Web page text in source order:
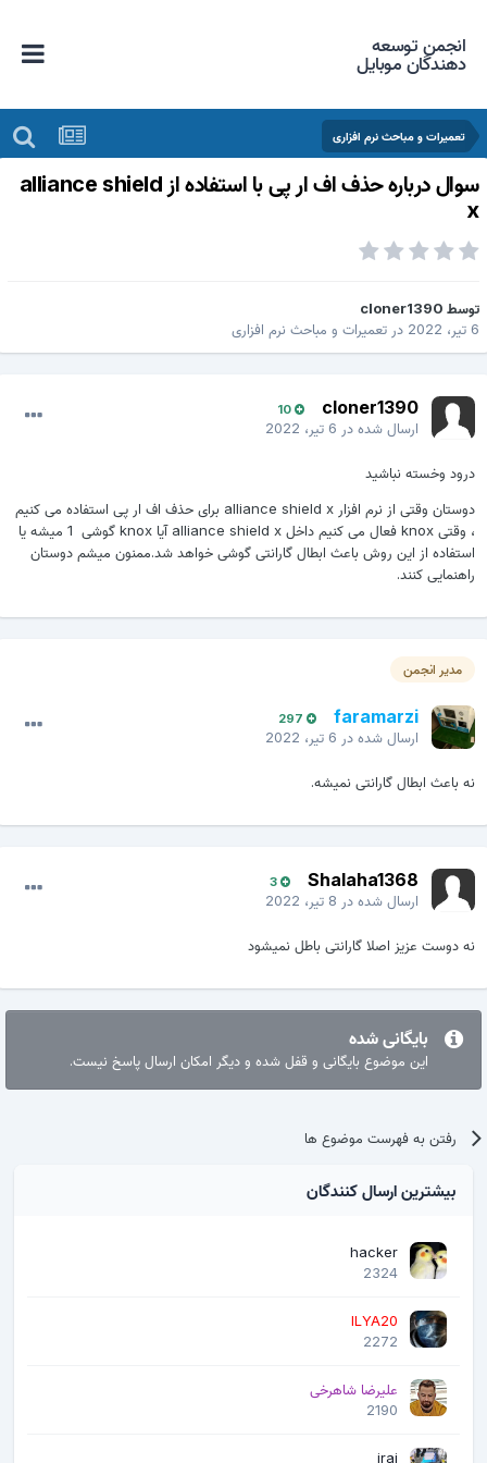
انجمن توسعه
دهندگان موبایل
تعمیرات و مباحث نرم افزاری
سوال درباره حذف اف ار پی با استفاده از alliance shield
cloner1390
درتعمیرات و مباحث نرم افزاری
cloner1390
10
ارسال شده در6 تیر، 2022
درود وخسته نباشید
دوستان وقتی از نرم افزار alliance shield x برای حذف اف ار پی استفاده می کنیم
، وقتی knox فعال می کنیم داخل alliance shield x آیا knox گوشی 1 میشه یا
استفاده از این روش باعث ابطال گارانتی گوشی خواهد شد.ممنون میشم دوستان
راهنمایی کنند.
مدیر انجمن
faramarzi
297
ارسال شده در6 تیر، 2022
نه باعث ابطال گارانتی نمیشه.
Shalaha1368
3
ارسال شده در8 تیر، 2022
نه دوست عزیز اصلا گارانتی باطل نمیشود
بایگانی شده
این موضوع بایگانی و قفل شده و دیگر امکان ارسال پاسخ نیست.
رفتن به فهرست موضوع ها
بیشترین ارسال کنندگان
hacker
2324
ILYA20
2272
علیرضا شاهرخی
2190
iraj